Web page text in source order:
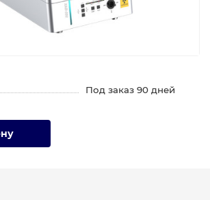
Под заказ 90 дней